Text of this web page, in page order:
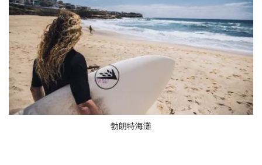
勃朗特海灘